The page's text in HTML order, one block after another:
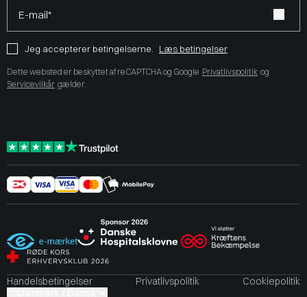
E-mail*
Jeg accepterer betingelserne. Læs betingelser
Dette websted er beskyttet af reCAPTCHA og Google Privatlivspolitik og
Servicevilkår gælder.
Handelsbetingelser Privatlivspolitik
Cookiepolitik